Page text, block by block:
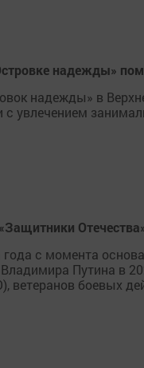
надежды»
надежды» в
увлечением
года с момента
Путина в
ветеранов боевых